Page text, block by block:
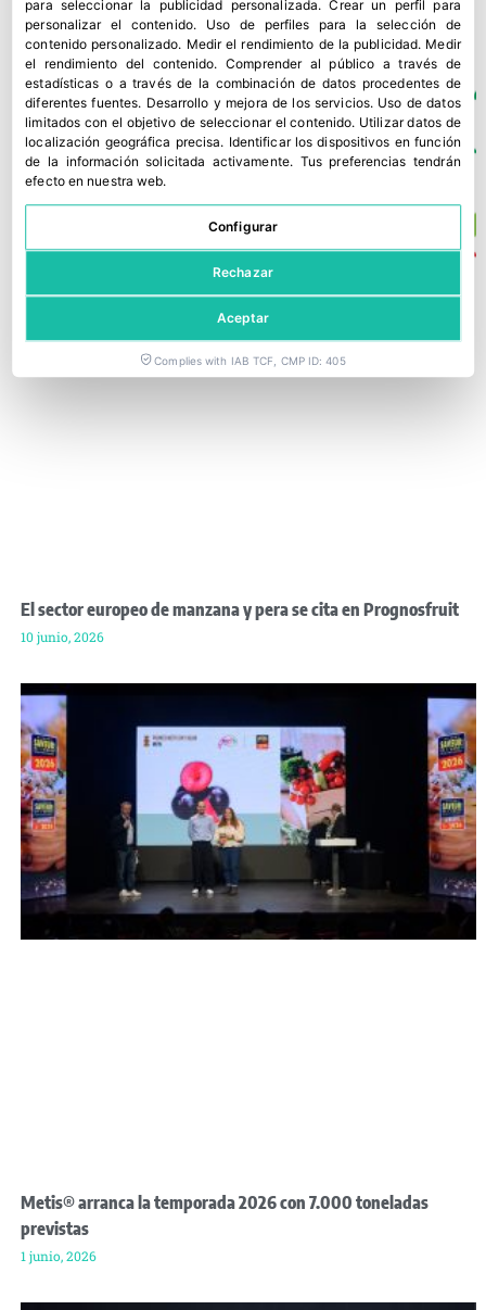
presión fitosanitaria
11 junio, 2026
El sector europeo de manzana y pera se cita en Prognosfruit
10 junio, 2026
Metis® arranca la temporada 2026 con 7.000 toneladas
previstas
1 junio, 2026
para seleccionar la publicidad personalizada.Crear un perfil para
personalizar el contenido. Uso de perfiles para la selección de
contenido personalizado. Medir el rendimiento de la publicidad. Medir
el rendimiento del contenido.Comprender al público a través de
estadísticas o a través de la combinación de datos procedentes de
diferentes fuentes. Desarrollo y mejora de los servicios. Uso de datos
limitados con el objetivo de seleccionar el contenido. Utilizar datos de
localización geográfica precisa. Identificar los dispositivos en función
de la información solicitada activamente. Tus preferencias tendrán
efecto en nuestra web.
Configurar
Rechazar
Aceptar
Complies with IAB TCF, CMP ID: 405